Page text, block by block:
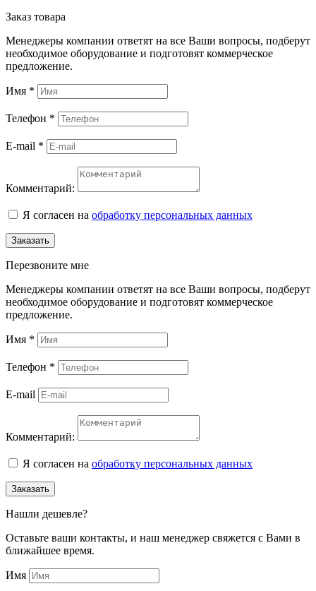
Заказ товара
Менеджеры компании ответят на все Ваши вопросы, подберут
необходимое оборудование и подготовят коммерческое
предложение.
Имя *
Телефон *
E-mail *
Комментарий:
Я согласен на обработку персональных данных
Заказать
Перезвоните мне
Менеджеры компании ответят на все Ваши вопросы, подберут
необходимое оборудование и подготовят коммерческое
предложение.
Имя *
Телефон *
E-mail
Комментарий:
Я согласен на обработку персональных данных
Заказать
Нашли дешевле?
Оставьте ваши контакты, и наш менеджер свяжется с Вами в
ближайшее время.
Имя